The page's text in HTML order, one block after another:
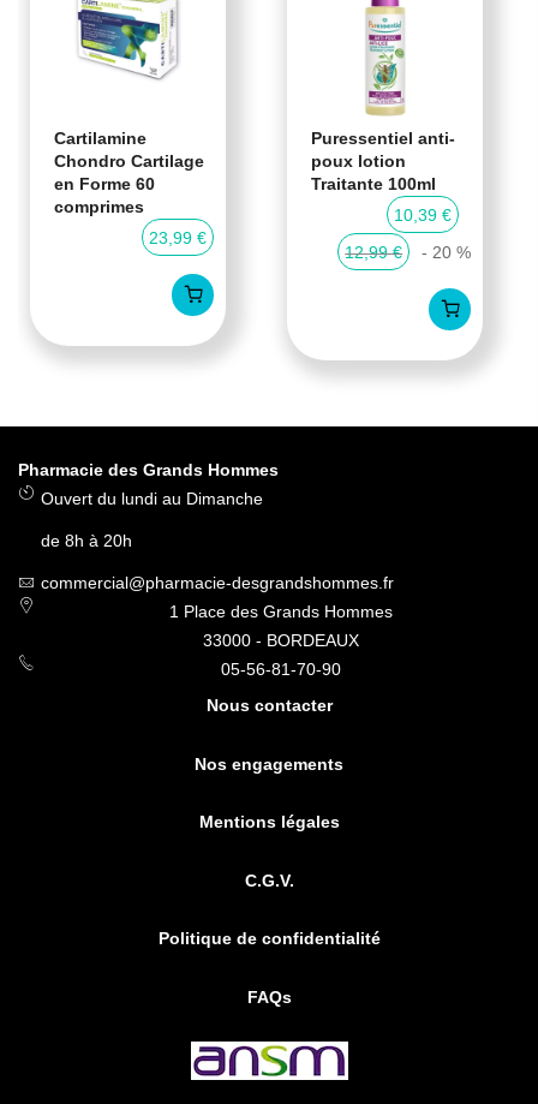
Cartilamine
Chondro Cartilage
en Forme 60
comprimes
23,99 €
Puressentiel anti-
poux lotion
Traitante 100ml
10,39 €
12,99 €
- 20 %
Pharmacie des Grands Hommes
Ouvert du lundi au Dimanche
de 8h à 20h
commercial@pharmacie-desgrandshommes.fr
1 Place des Grands Hommes
33000 - BORDEAUX
05-56-81-70-90
Nous contacter
Nos engagements
Mentions légales
C.G.V.
Politique de confidentialité
FAQs